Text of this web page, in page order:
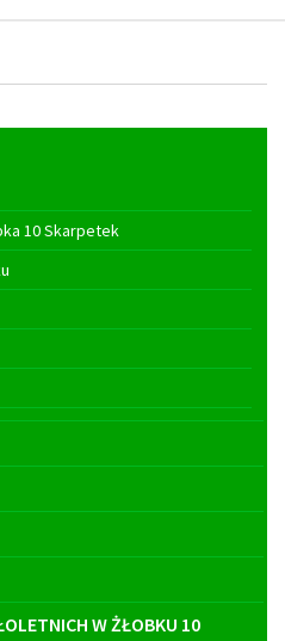
10 Skarpetek
W ŻŁOBKU 10